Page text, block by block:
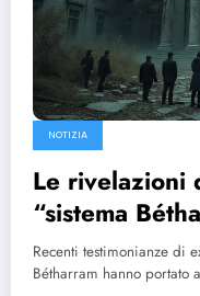
NOTIZIA
Le rivelazioni
“sistema
della
dell’innocenza
Recenti testimonianze di
Bétharram hanno